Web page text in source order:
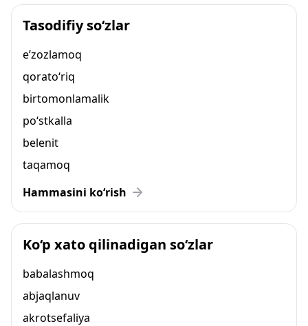
Tasodifiy so‘zlar
e’zozlamoq
qorato‘riq
birtomonlamalik
po‘stkalla
belenit
taqamoq
Hammasini ko‘rish
Ko‘p xato qilinadigan so‘zlar
babalashmoq
abjaqlanuv
akrotsefaliya